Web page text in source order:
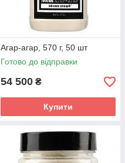
Агар-агар, 570 г, 50 шт
Готово до відправки
54 500 ₴
Купити